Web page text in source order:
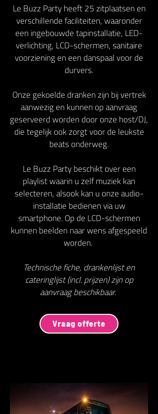
Le Buzz Party heeft 25 zitplaatsen en
verschillende faciliteiten, waaronder
een ingebouwde tapinstallatie, LED-
verlichting, LCD-schermen, sanitaire
voorziening en een danspaal voor de
durvers.
Onze gekoelde dranken zijn bij vertrek
aanwezig en kunnen op aanvraag
geserveerd worden door onze host/DJ,
die tegelijk ook zorgt voor de leukste
beats onderweg.
Le Buzz Party beschikt over een
playlist waarin u zelf muziek kan
selecteren, alsook kan u onze audio-
installatie bedienen via uw
smartphone. Op de LCD-schermen
kunnen beelden naar wens afgespeeld
worden.
Technische fiche, drankenlijst en
cateringlijst (incl. prijzen) zijn op
aanvraag beschikbaar.
Vraag offerte